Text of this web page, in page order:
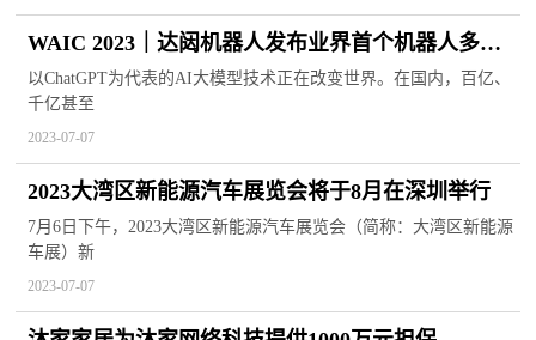
WAIC 2023｜达闼机器人发布业界首个机器人多模
态大模型RobotGPT
以ChatGPT为代表的AI大模型技术正在改变世界。在国内，百亿、
千亿甚至
2023-07-07
2023大湾区新能源汽车展览会将于8月在深圳举行
7月6日下午，2023大湾区新能源汽车展览会（简称：大湾区新能源
车展）新
2023-07-07